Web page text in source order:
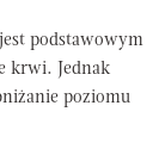
podstawowym
krwi. Jednak
poziomu